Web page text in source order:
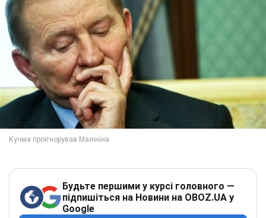
Будьте першими у курсі головного —
підпишіться на Новини на OBOZ.UA у
Google